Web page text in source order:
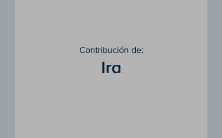
Contribución de:
Ira